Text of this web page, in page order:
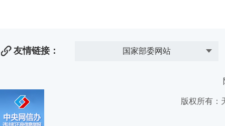
友情链接： 国家部委网站
版权所有